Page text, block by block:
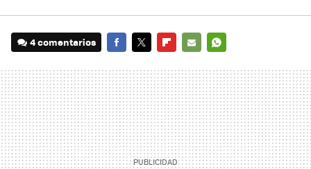
4 comentarios
MAIL